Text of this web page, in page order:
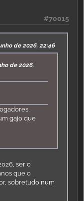
#70015
de 2026, 22:46
de 2026,
gajo que
ser o
que o
sobretudo num